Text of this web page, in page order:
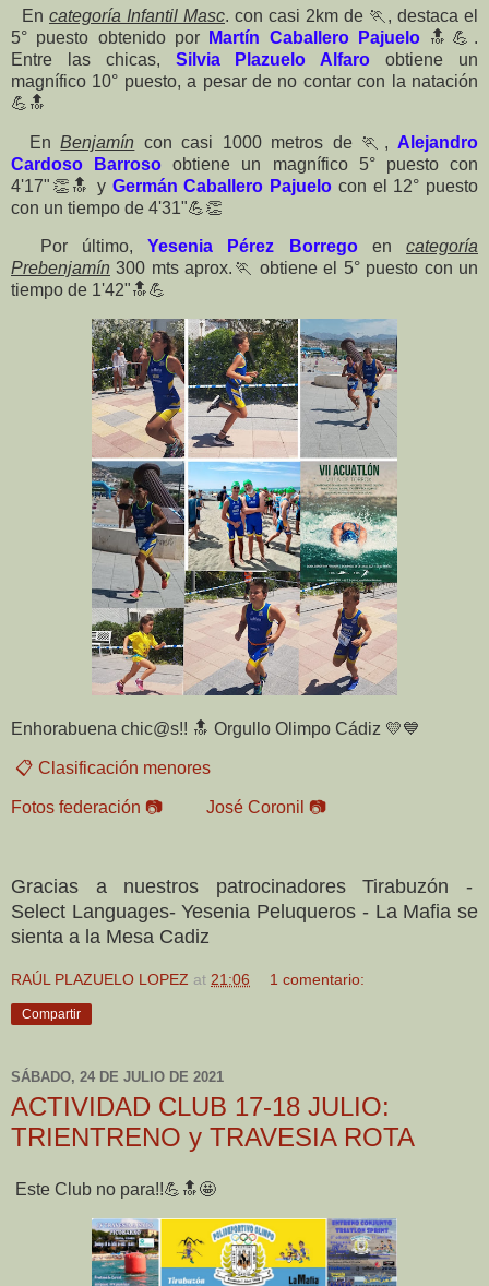
En categoría Infantil Masc. con casi 2km de 🏃, destaca el
5° puesto obtenido por
Martín Caballero Pajuelo 🔝💪.
Entre las chicas, Silvia Plazuelo Alfaro obtiene un
magnífico 10° puesto, a pesar de no contar con la natación
💪🔝
EnBenjamín con casi 1000 metros de 🏃, Alejandro
Cardoso Barroso obtiene un magnífico 5° puesto con
4'17"👏🔝 y Germán Caballero Pajuelo con el 12° puesto
con un tiempo de 4'31"💪👏
Por último, Yesenia Pérez Borregoen categoría
Prebenjamín 300 mts aprox.🏃 obtiene el 5° puesto con un
tiempo de 1'42"🔝💪
Enhorabuena chic@s!! 🔝 Orgullo Olimpo Cádiz 💛💙
📋 Clasificación menores
Fotos federación 📷 José Coronil 📷
Gracias a nuestros patrocinadores Tirabuzón -
Select Languages- Yesenia Peluqueros - La Mafia se
sienta a la Mesa Cadiz
RAÚL PLAZUELO LOPEZ at 21:06 1 comentario:
Compartir
SÁBADO, 24 DE JULIO DE 2021
ACTIVIDAD CLUB 17-18 JULIO:
TRIENTRENO y TRAVESIA ROTA
Este Club no para!!💪🔝🤩